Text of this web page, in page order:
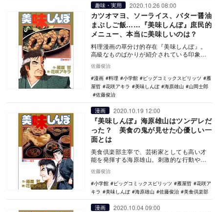
趣味・実用 2020.10.26 08:00
カツオマヨ、ソーライス、バター醤油
まぶしご飯……『美味しんぼ』庶民的
メニュー、本当に美味しいのは？
料理漫画の草分け的存在『美味しんぼ』。
高級なものばかりが紹介されている印象を
持つ人もいるが、じつは家庭で真似できる
ような庶民的な…
佐藤俊治
漫画
料理 小学館 ビッグコミックスピリッツ
雁
屋哲
花咲アキラ 美味しんぼ 海原雄山
山岡士郎
佐藤俊治
漫画 2020.10.19 12:00
『美味しんぼ』海原雄山はツンデレだ
った？ 美食の鬼が見せた心優しい一
面とは
美食倶楽部主宰で、芸術家としても高い才
能を発揮する海原雄山。刺激的な行動や言
動が取り上げられがちだが、本当は厳しく
も心優しい人物…
佐藤俊治
小学館
ビッグコミックスピリッツ 雁屋哲
花咲ア
キラ
美味しんぼ 海原雄山 佐藤俊治 美食倶楽部
漫画 2020.10.04 09:00